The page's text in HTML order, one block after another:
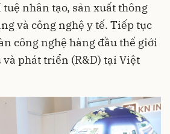
nhân tạo, sản xuất thông
và công nghệ y tế. Tiếp tục
công nghệ hàng đầu thế giới
phát triển (R&D) tại Việt